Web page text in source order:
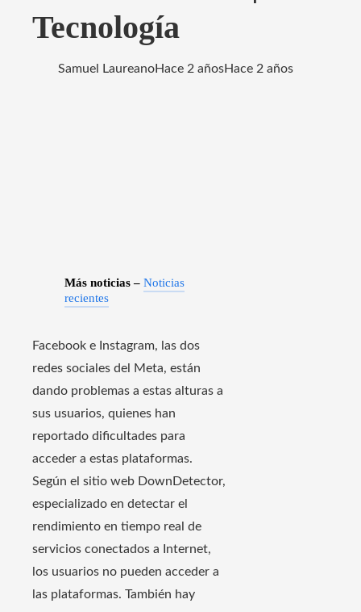
Tecnología
Samuel LaureanoHace 2 añosHace 2 años
Más noticias – Noticias
recientes
Facebook e Instagram, las dos
redes sociales del Meta, están
dando problemas a estas alturas a
sus usuarios, quienes han
reportado dificultades para
acceder a estas plataformas.
Según el sitio web DownDetector,
especializado en detectar el
rendimiento en tiempo real de
servicios conectados a Internet,
los usuarios no pueden acceder a
las plataformas. También hay